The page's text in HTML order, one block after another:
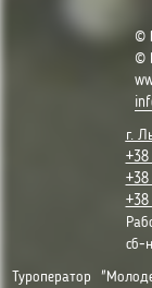
©
©
г.
сб-
Туроператор